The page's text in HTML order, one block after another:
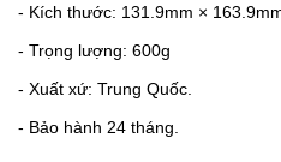
- Kích thước: 131.9mm ×
- Trọng lượng: 600g
- Xuất xứ: Trung Quốc.
- Bảo hành 24 tháng.